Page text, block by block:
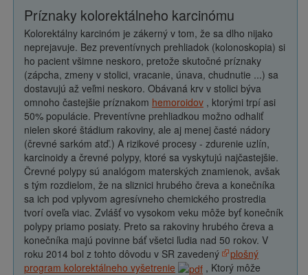
Príznaky kolorektálneho karcinómu
Kolorektálny karcinóm je zákerný v tom, že sa dlho nijako
neprejavuje. Bez preventívnych prehliadok (kolonoskopia) si
ho pacient všimne neskoro, pretože skutočné príznaky
(zápcha, zmeny v stolici, vracanie, únava, chudnutie ...) sa
dostavujú až veľmi neskoro. Obávaná krv v stolici býva
omnoho častejšie príznakom hemoroidov , ktorými trpí asi
50% populácie. Preventívne prehliadkou možno odhaliť
nielen skoré štádium rakoviny, ale aj menej časté nádory
(črevné sarkóm atď.) A rizikové procesy - zdurenie uzlín,
karcinoidy a črevné polypy, ktoré sa vyskytujú najčastejšie.
Črevné polypy sú analógom materských znamienok, avšak
s tým rozdielom, že na sliznici hrubého čreva a konečníka
sa ich pod vplyvom agresívneho chemického prostredia
tvorí oveľa viac. Zvlášť vo vysokom veku môže byť konečník
polypy priamo posiaty. Preto sa rakoviny hrubého čreva a
konečníka majú povinne báť všetci ľudia nad 50 rokov. V
roku 2014 bol z tohto dôvodu v SR zavedený
plošný
program kolorektálneho vyšetrenie
, Ktorý môže